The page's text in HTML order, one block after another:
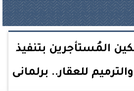
المُستأجرين بتنفيذ
للعقار.. برلمانى